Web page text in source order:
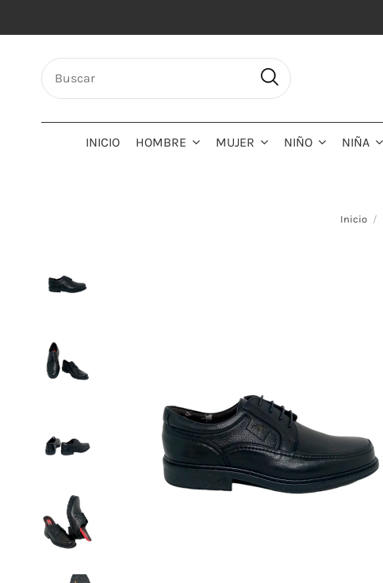
INICIO HOMBRE MUJER NIÑO NIÑA
Inicio